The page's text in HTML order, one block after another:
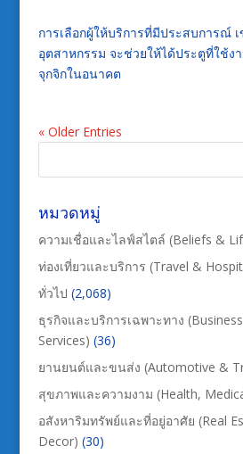
การเลือกผู้ให้บริการที่มีประสบการณ์
อุตสาหกรรม จะช่วยให้ได้ประตูที่ใช้ง
จุกจิกในอนาคต
« Older Entries
หมวดหมู่
ความเชื่อและไลฟ์สไตล์ (Beliefs &
ท่องเที่ยวและบริการ (Travel &
ทั่วไป (2,068)
ธุรกิจและบริการเฉพาะทาง
Services) (36)
ยานยนต์และขนส่ง (Automotive &
สุขภาพและความงาม (Health,
อสังหาริมทรัพย์และที่อยู่อาศัย (Real
Decor) (30)